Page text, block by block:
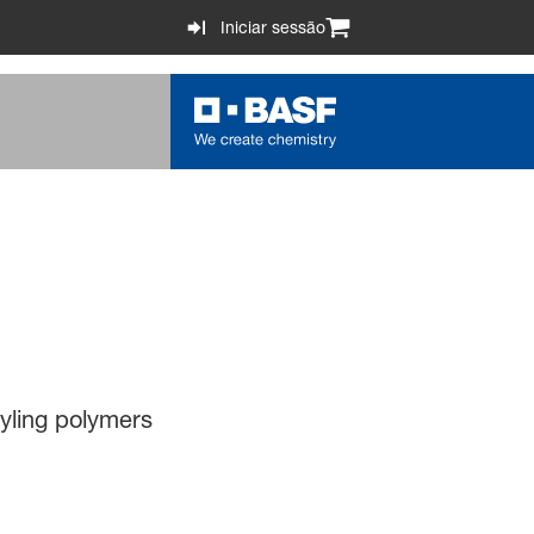
Iniciar sessão
polymers